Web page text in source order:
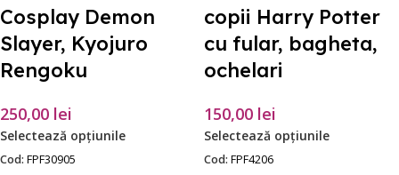
Cosplay Demon
Slayer, Kyojuro
Rengoku
250,00 lei
Selectează opțiunile
Cod: FPF30905
copii Harry Potter
cu fular, bagheta,
ochelari
150,00 lei
Selectează opțiunile
Cod: FPF4206